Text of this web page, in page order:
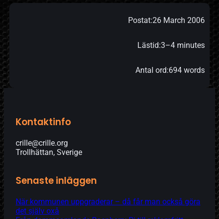
Postat:26 March 2006
Lästid:3–4 minutes
Antal ord:694 words
Kontaktinfo
crille@crille.org
Trollhättan, Sverige
Senaste inläggen
När kommunen uppgraderar – då får man också göra
det själv oxå